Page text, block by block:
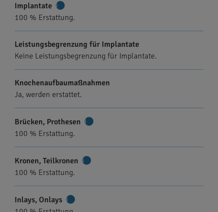
Implantate
Informationen
100 % Erstattung.
Leistungsbegrenzung für Implantate
Keine Leistungsbegrenzung für Implantate.
Knochenaufbaumaßnahmen
Ja, werden erstattet.
Brücken, Prothesen
100 % Erstattung.
Kronen, Teilkronen
100 % Erstattung.
Inlays, Onlays